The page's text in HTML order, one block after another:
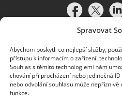
Spravovat
Abychom poskytli co nejlepší služby,
přístupu k informacím o zařízení,
Souhlas s těmito technologiemi nám
chování při procházení nebo jedinečná
nebo odvolání souhlasu může
funkce.
Pravidla používání|Ochrana osobních
Deloitte.cz
© 2026. Více informací najdete v
Deloitte označuje jednu či více